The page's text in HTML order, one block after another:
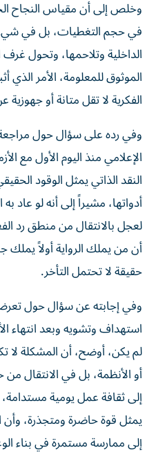
وخلص إلى أن مقياس النجاح
في حجم التغطيات، بل في
الداخلية وتلاحمها، وتحول غرف
الموثوق للمعلومة، الأمر
الفكرية لا تقل متانة أو
وفي رده على سؤال حول
الإعلامي منذ اليوم الأول مع
النقد الذاتي يمثل الوقود
أدواتها، مشيراً إلى أنه لو عاد به
لعجل بالانتقال من منطق رد
أن من يملك الرواية أولاً
حقيقة لا تحتمل التأخر.
وفي إجابته عن سؤال حول
استهداف وتشويه وبعد انتهاء
لم يكن، أوضح، أن المشكلة
أو الأنظمة، بل في الانتقال من
إلى ثقافة عمل يومية
يمثل قوة حاضرة ومتجذرة،
إلى ممارسة مستمرة في بناء